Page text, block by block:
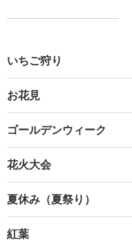
いちご狩り
お花見
ゴールデンウィーク
花火大会
夏休み（夏祭り）
紅葉